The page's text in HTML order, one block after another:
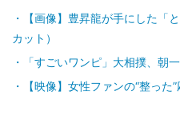
【画像】豊昇龍が手にした「
カット）
「すごいワンピ」大相撲、朝
【映像】女性ファンの“整った